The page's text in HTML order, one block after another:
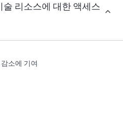
술 리소스에 대한 액세스
소에 기여